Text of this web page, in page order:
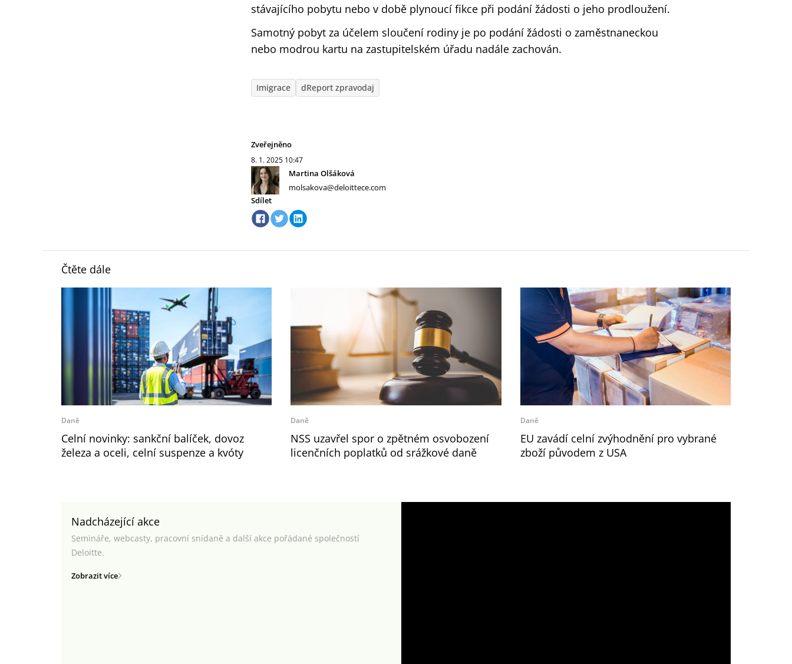
stávajícího pobytu nebo v době plynoucí fikce při podání žádosti o jeho prodloužení.
Samotný pobyt za účelem sloučení rodiny je po podání žádosti o zaměstnaneckou
nebo modrou kartu na zastupitelském úřadu nadále zachován.
Imigrace dReport zpravodaj
Zveřejněno
8. 1. 2025 10:47
Martina Olšáková
molsakova@deloittece.com
Sdílet
Čtěte dále
Daně
Celní novinky: sankční balíček, dovoz
železa a oceli, celní suspenze a kvóty
Daně
NSS uzavřel spor o zpětném osvobození
licenčních poplatků od srážkové daně
Daně
EU zavádí celní zvýhodnění pro vybrané
zboží původem z USA
Nadcházející akce
Semináře, webcasty, pracovní snídaně a další akce pořádané společností
Deloitte.
Zobrazit více